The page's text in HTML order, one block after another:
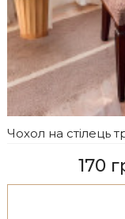
Чохол на стілець
170